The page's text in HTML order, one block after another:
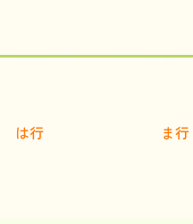
は行 ま行